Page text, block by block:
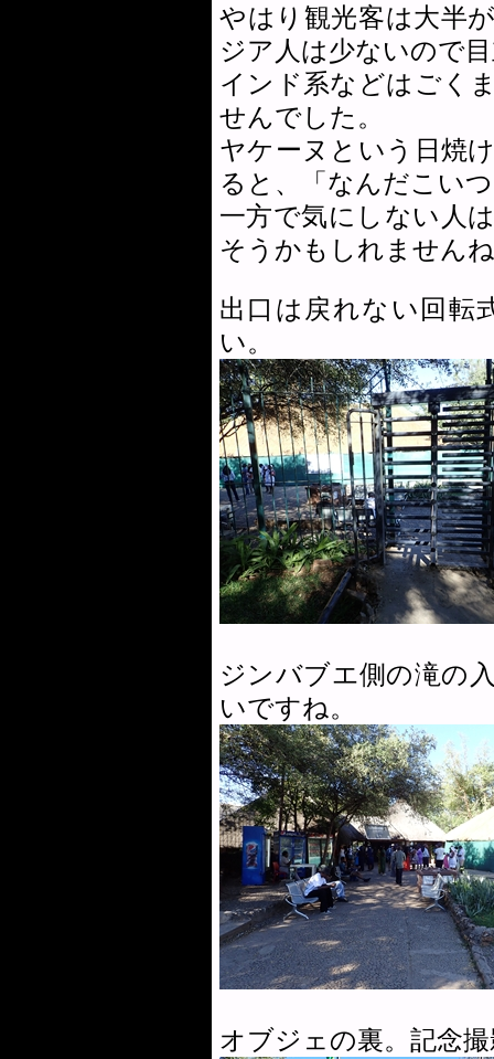
やはり観光客は大半
ジア人は少ないので
インド系などはごく
せんでした。
ヤケーヌという日焼
ると、「なんだこい
一方で気にしない人
そうかもしれません
出口は戻れない回転
い。
ジンバブエ側の滝の
いですね。
オブジェの裏。記念